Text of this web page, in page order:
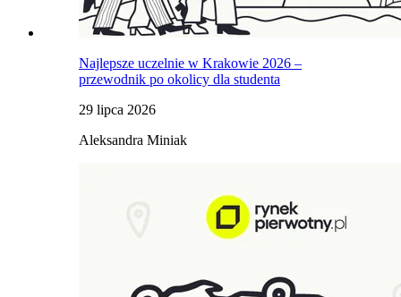
Najlepsze uczelnie w Krakowie 2026 –
przewodnik po okolicy dla studenta
29 lipca 2026
Aleksandra Miniak